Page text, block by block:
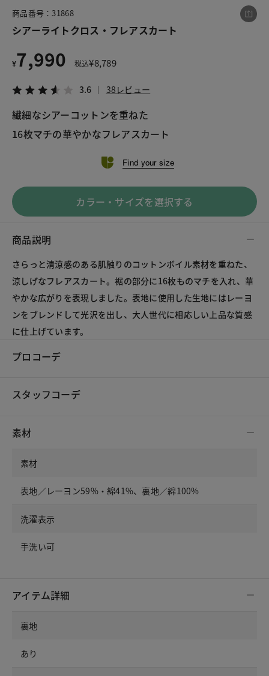
商品番号：31868
シアーライトクロス・フレアスカート
¥7,990 税込¥8,789
3.6 38レビュー
繊細なシアーコットンを重ねた
16枚マチの華やかなフレアスカート
Find your size
カラー・サイズを選択する
商品説明
さらっと清涼感のある肌触りのコットンボイル素材を重ねた、
涼しげなフレアスカート。裾の部分に16枚ものマチを入れ、華
やかな広がりを表現しました。表地に使用した生地にはレーヨ
ンをブレンドして光沢を出し、大人世代に相応しい上品な質感
に仕上げています。
プロコーデ
スタッフコーデ
素材
素材
表地／レーヨン59%・綿41%、裏地／綿100%
洗濯表示
手洗い可
アイテム詳細
裏地
あり
この商品をシェアする
シアーライトクロス・フレアスカート
3.6 38レビュー
LINE X メール